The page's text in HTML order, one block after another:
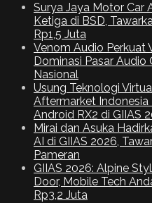
Surya Jaya Motor Car
Ketiga di BSD,
Rp1,5 Juta
Venom Audio Perkuat
Dominasi Pasar
Nasional
Usung Teknologi
Aftermarket Indonesia
Android RX2 di GIIAS
Mirai dan Asuka
AI di GIIAS 2026,
Pameran
GIIAS 2026: Alpine
Door, Mobile Tech
Rp3,2 Juta